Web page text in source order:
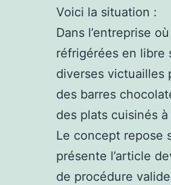
Voici la situation :
Dans l’entreprise
réfrigérées en libre
diverses victuailles
des barres
des plats cuisinés
Le concept repose
présente l’article
de procédure